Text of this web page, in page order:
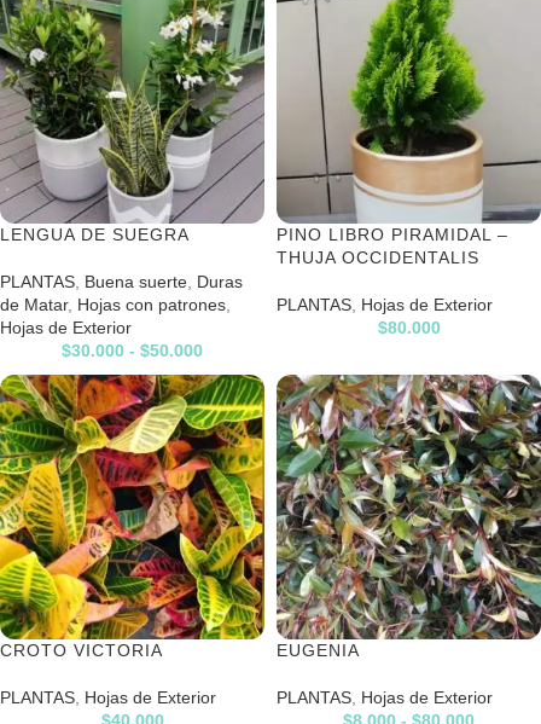
LENGUA DE SUEGRA
PLANTAS Buena suerte Duras
de Matar, Hojas con patrones
Hojas de Exterior
$30.000 - $50.000
PINO LIBRO PIRAMIDAL –
THUJA OCCIDENTALIS
PLANTAS Hojas de Exterior
$80.000
CROTO VICTORIA
PLANTAS Hojas de Exterior
EUGENIA
PLANTAS Hojas de Exterior